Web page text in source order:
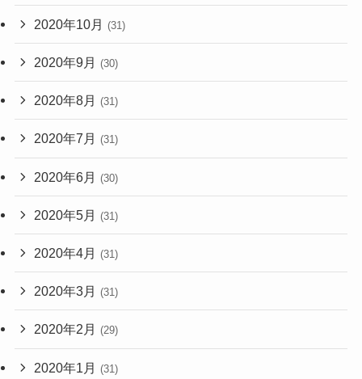
2020年10月 (31)
2020年9月 (30)
2020年8月 (31)
2020年7月 (31)
2020年6月 (30)
2020年5月 (31)
2020年4月 (31)
2020年3月 (31)
2020年2月 (29)
2020年1月 (31)